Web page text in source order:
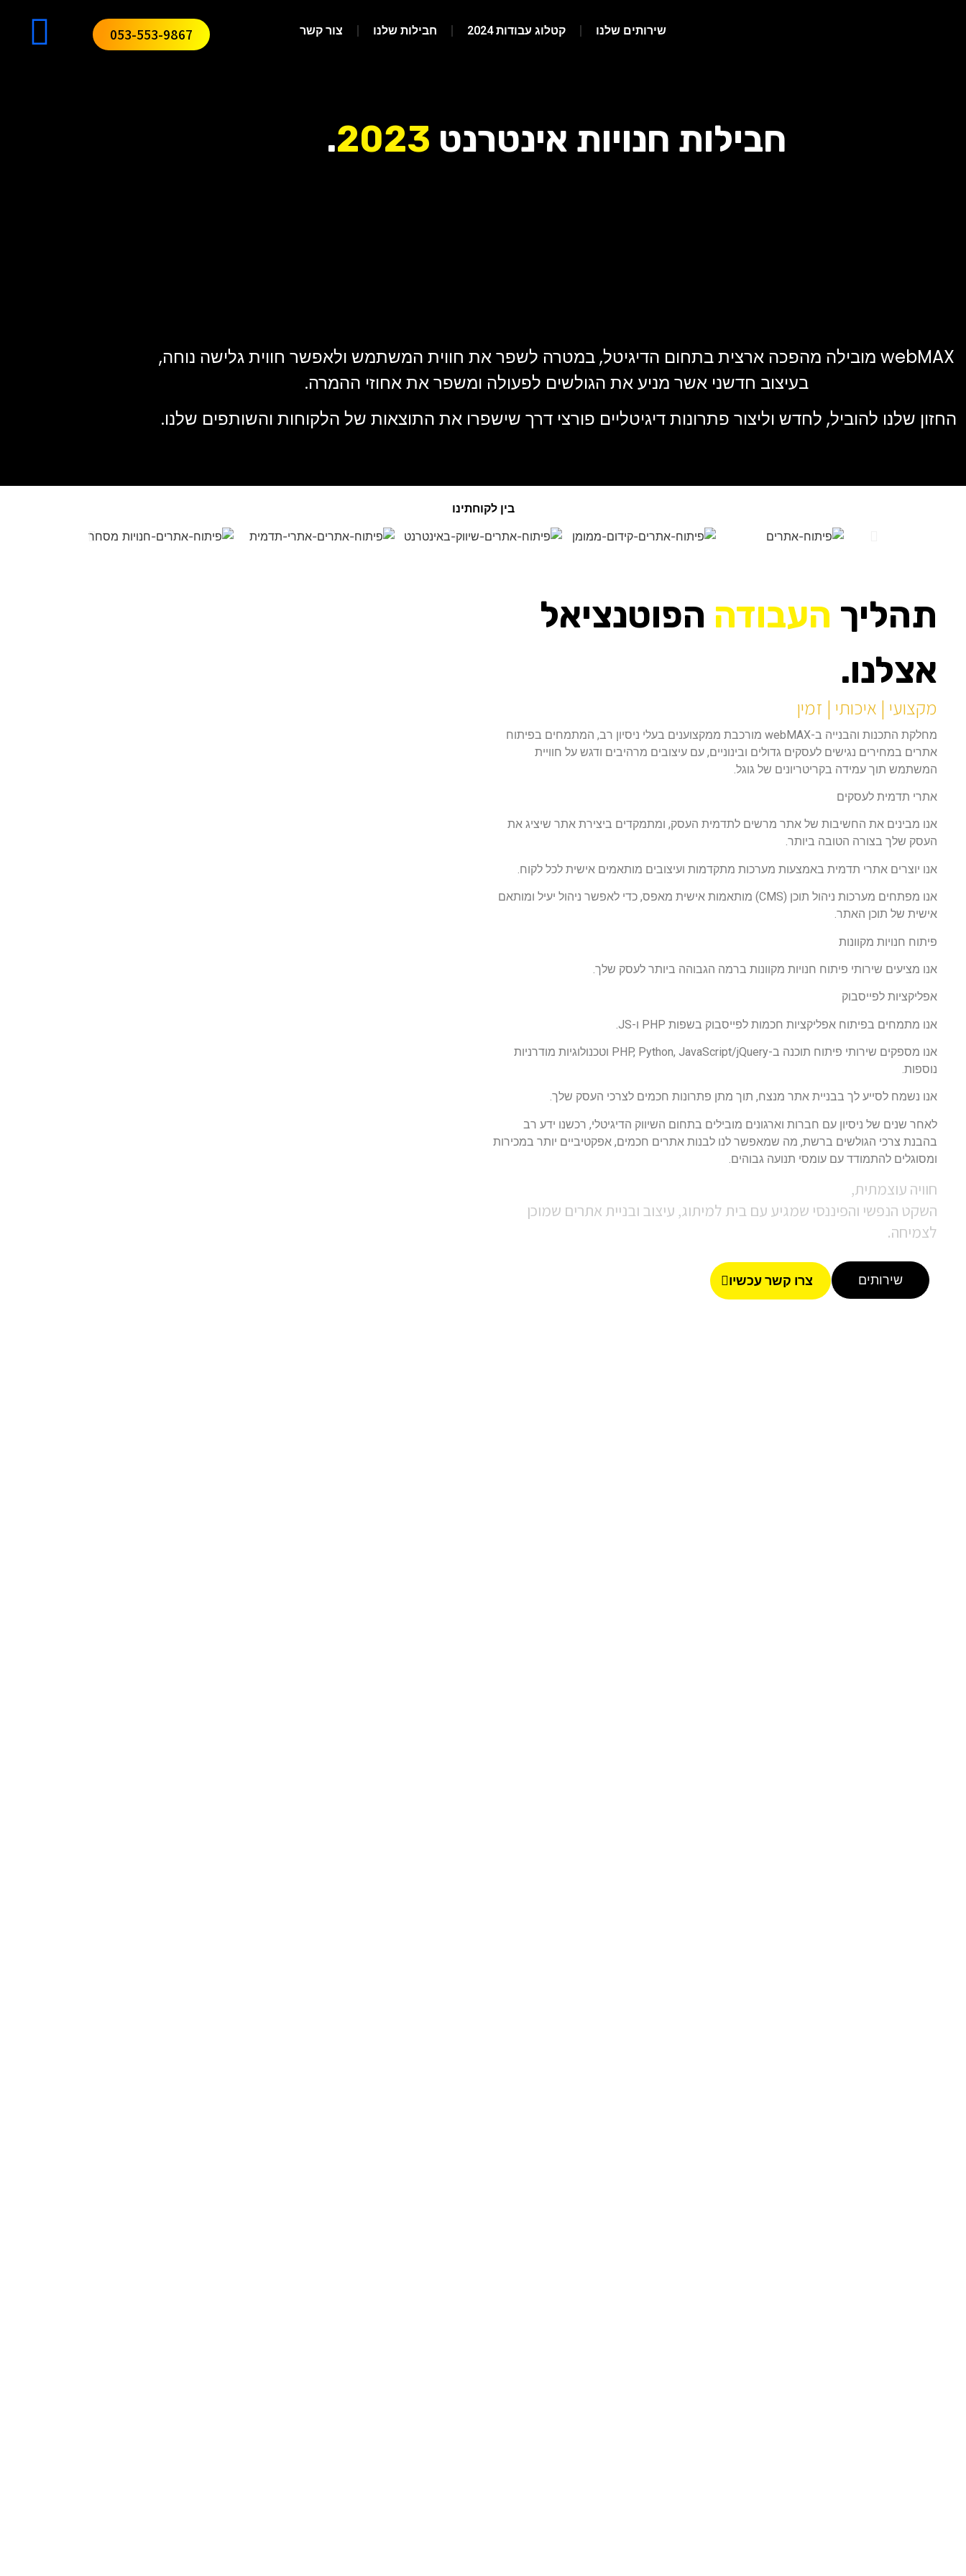
שירותים שלנו קטלוג עבודות 2024 חבילות שלנו צור קשר 053-553-9867
חבילות חנויות אינטרנט 2023
.
webMAX מובילה מהפכה ארצית בתחום הדיגיטל, במטרה לשפר את חווית המשתמש ולאפשר חווית גלישה נוחה,
בעיצוב חדשני אשר מניע את הגולשים לפעולה ומשפר את אחוזי ההמרה.
החזון שלנו להוביל, לחדש וליצור פתרונות דיגיטליים פורצי דרך שישפרו את התוצאות של הלקוחות והשותפים שלנו.
בין לקוחתינו
תהליך העבודה הפוטנציאל
אצלנו.
מקצועי | איכותי | זמין
מחלקת התכנות והבנייה ב-webMAX מורכבת ממקצוענים בעלי ניסיון רב, המתמחים בפיתוח
אתרים במחירים נגישים לעסקים גדולים ובינוניים, עם עיצובים מרהיבים ודגש על חוויית
המשתמש תוך עמידה בקריטריונים של גוגל.
אתרי תדמית לעסקים
אנו מבינים את החשיבות של אתר מרשים לתדמית העסק, ומתמקדים ביצירת אתר שיציג את
העסק שלך בצורה הטובה ביותר.
אנו יוצרים אתרי תדמית באמצעות מערכות מתקדמות ועיצובים מותאמים אישית לכל לקוח.
אנו מפתחים מערכות ניהול תוכן (CMS) מותאמות אישית מאפס, כדי לאפשר ניהול יעיל ומותאם
אישית של תוכן האתר.
פיתוח חנויות מקוונות
אנו מציעים שירותי פיתוח חנויות מקוונות ברמה הגבוהה ביותר לעסק שלך.
אפליקציות לפייסבוק
אנו מתמחים בפיתוח אפליקציות חכמות לפייסבוק בשפות PHP ו-JS.
אנו מספקים שירותי פיתוח תוכנה ב-PHP, Python, JavaScript/jQuery וטכנולוגיות מודרניות
נוספות.
אנו נשמח לסייע לך בבניית אתר מנצח, תוך מתן פתרונות חכמים לצרכי העסק שלך.
לאחר שנים של ניסיון עם חברות וארגונים מובילים בתחום השיווק הדיגיטלי, רכשנו ידע רב
בהבנת צרכי הגולשים ברשת, מה שמאפשר לנו לבנות אתרים חכמים, אפקטיביים יותר במכירות
ומסוגלים להתמודד עם עומסי תנועה גבוהים.
חוויה עוצמתית,
השקט הנפשי והפיננסי שמגיע עם בית למיתוג, עיצוב ובניית אתרים שמוכן
לצמיחה.
שירותים צרו קשר עכשיו